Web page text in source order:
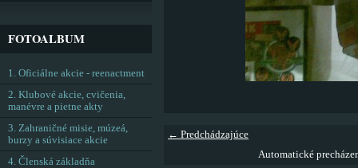
← Predchádzajúce
Automatické
FOTOALBUM
1. Oficiálne akcie - reenactment
2. Klubové akcie, cvičenia,
manévre a pietne akty
3. Zahraničné misie, múzeá,
burzy a súvisiace akcie
4. Členská základňa